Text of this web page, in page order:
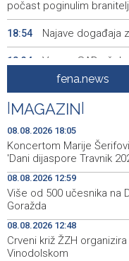
počast poginulim
18:54 Najave događaja
18:34
Vance: SAD
nafte kroz Hormuški
18:21
Iranski šef
zatvoren dok SAD ne
18:09
Iran 'vrlo blizu'
brodskoj ruti
18:05
Koncertom Marije
manifestacija 'Dani
17:26
Kod mosta Brčko
sudske medicine utvrđuju
fena.news
MAGAZIN
08.08.2026 18:05
Koncertom Marije
'Dani dijaspore Travnik
08.08.2026 12:59
Više od 500 učesnika na
Goražda
08.08.2026 12:48
Crveni križ ŽZH
Vinodolskom